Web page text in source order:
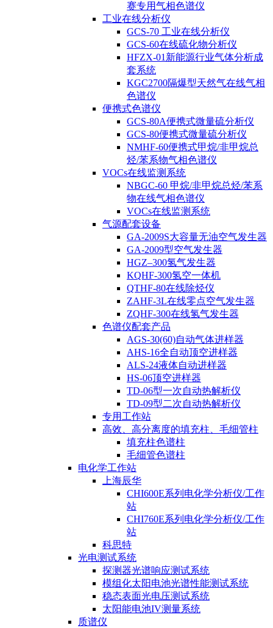
赛专用气相色谱仪
工业在线分析仪
GCS-70 工业在线分析仪
GCS-60在线硫化物分析仪
HFZX-01新能源行业气体分析成
套系统
KGC2700隔爆型天然气在线气相
色谱仪
便携式色谱仪
GCS-80A便携式微量硫分析仪
GCS-80便携式微量硫分析仪
NMHF-60便携式甲烷/非甲烷总
烃/苯系物气相色谱仪
VOCs在线监测系统
NBGC-60 甲烷/非甲烷总烃/苯系
物在线气相色谱仪
VOCs在线监测系统
气源配套设备
GA-2009S大容量无油空气发生器
GA-2009型空气发生器
HGZ–300氢气发生器
KQHF-300氢空一体机
QTHF-80在线除烃仪
ZAHF-3L在线零点空气发生器
ZQHF-300在线氢气发生器
色谱仪配套产品
AGS-30(60)自动气体进样器
AHS-16全自动顶空进样器
ALS-24液体自动进样器
HS-06顶空进样器
TD-06型一次自动热解析仪
TD-09型二次自动热解析仪
专用工作站
高效、高分离度的填充柱、毛细管柱
填充柱色谱柱
毛细管色谱柱
电化学工作站
上海辰华
CHI600E系列电化学分析仪/工作
站
CHI760E系列电化学分析仪/工作
站
科思特
光电测试系统
探测器光谱响应测试系统
模组化太阳电池光谱性能测试系统
稳态表面光电压测试系统
太阳能电池IV测量系统
质谱仪